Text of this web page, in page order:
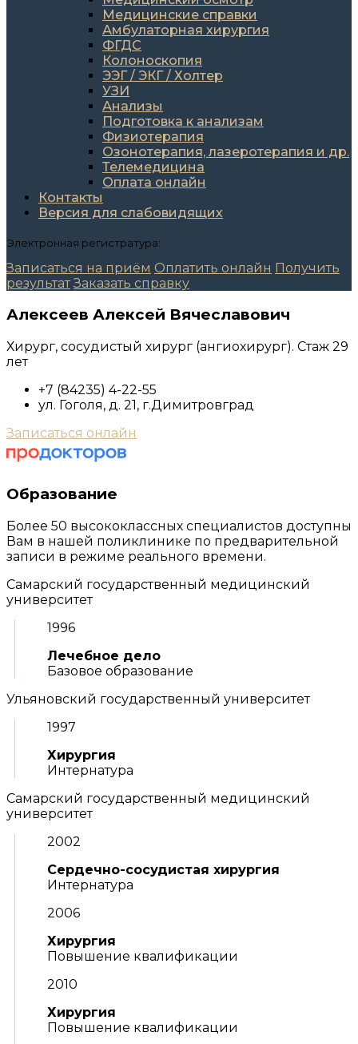
Медицинские справки
Амбулаторная хирургия
ФГДС
Колоноскопия
ЭЭГ / ЭКГ / Холтер
УЗИ
Анализы
Подготовка к анализам
Физиотерапия
Озонотерапия, лазеротерапия и др.
Телемедицина
Оплата онлайн
Контакты
Версия для слабовидящих
Электронная регистратура:
Записаться на приём Оплатить онлайн Получить
результат Заказать справку
Алексеев Алексей Вячеславович
Хирург, сосудистый хирург (ангиохирург). Стаж 29
лет
+7 (84235) 4-22-55
ул. Гоголя, д. 21, г.Димитровград
Записаться онлайн
Образование
Более 50 высококлассных специалистов доступны
Вам в нашей поликлинике по предварительной
записи в режиме реального времени.
Самарский государственный медицинский
университет
1996
Лечебное дело
Базовое образование
Ульяновский государственный университет
1997
Хирургия
Интернатура
Самарский государственный медицинский
университет
2002
Сердечно-сосудистая хирургия
Интернатура
2006
Хирургия
Повышение квалификации
2010
Хирургия
Повышение квалификации